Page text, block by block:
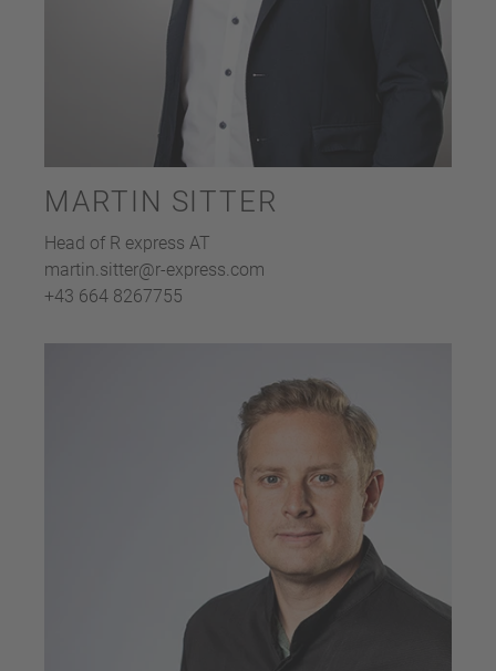
MARTIN SITTER
Head of R express AT
martin.sitter@r-express.com
+43 664 8267755